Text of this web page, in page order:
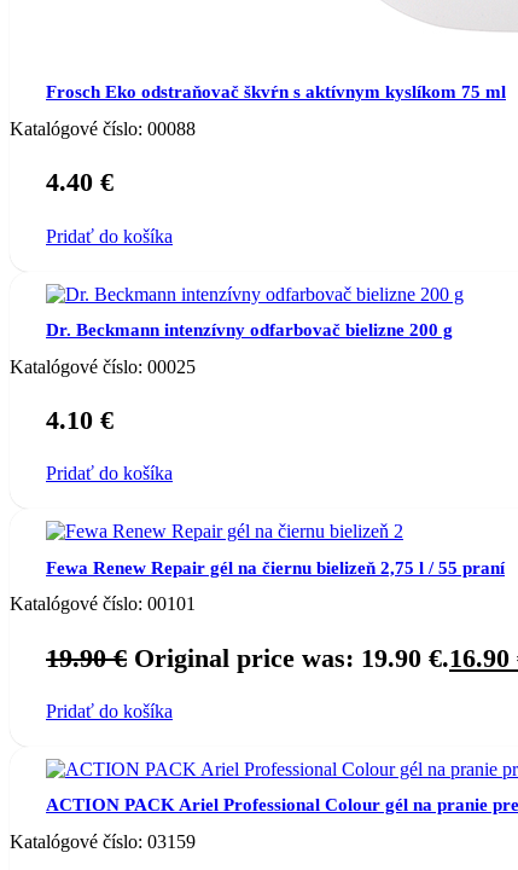
Frosch Eko odstraňovač škvŕn s aktívnym kyslíkom 75 ml
Katalógové číslo: 00088
4.40 €
Pridať do košíka
Dr. Beckmann intenzívny odfarbovač bielizne 200 g
Katalógové číslo: 00025
4.10 €
Pridať do košíka
Fewa Renew Repair gél na čiernu bielizeň 2,75 l / 55 praní
Katalógové číslo: 00101
19.90€ Original price was: 19.90 €.16.90
Pridať do košíka
ACTION PACK Ariel Professional Colour gél na pranie
Katalógové číslo: 03159